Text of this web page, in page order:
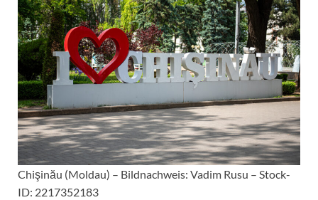
Chişinău (Moldau) – Bildnachweis: Vadim Rusu – Stock-
ID: 2217352183